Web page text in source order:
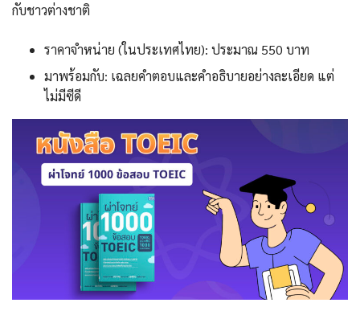
กับชาวต่างชาติ
ราคาจำหน่าย (ในประเทศไทย): ประมาณ 550 บาท
มาพร้อมกับ: เฉลยคำตอบและคำอธิบายอย่างละเอียด แต่
ไม่มีซีดี